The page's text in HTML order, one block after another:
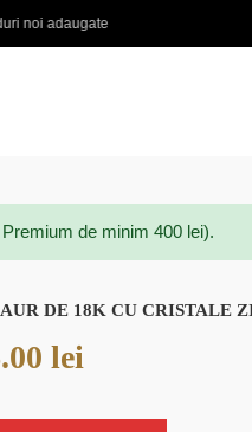
EXTRA 5% CARD PREMIUM
de minim 400 lei).
DE 18K CU CRISTALE
lei